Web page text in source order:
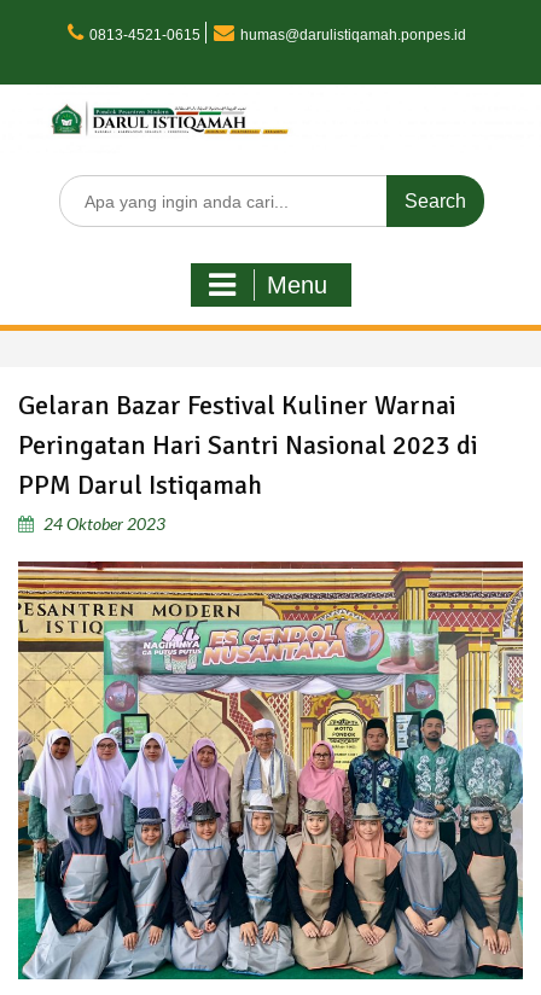
0813-4521-0615 humas@darulistiqamah.ponpes.id
Search
for:
Menu
Gelaran Bazar Festival Kuliner Warnai
Peringatan Hari Santri Nasional 2023 di
PPM Darul Istiqamah
24 Oktober 2023